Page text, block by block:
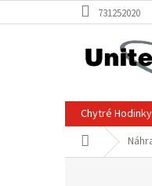
na
731252020
Chytré Hodinky
Domů